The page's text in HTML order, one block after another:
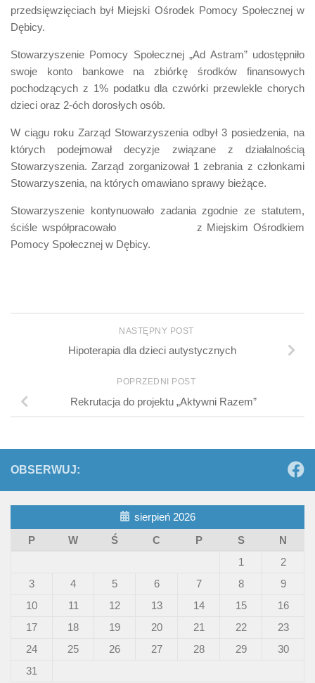
przedsięwzięciach był Miejski Ośrodek Pomocy Społecznej w
Dębicy.
Stowarzyszenie Pomocy Społecznej „Ad Astram” udostępniło
swoje konto bankowe na zbiórkę środków finansowych
pochodzących z 1% podatku dla czwórki przewlekle chorych
dzieci oraz 2-óch dorosłych osób.
W ciągu roku Zarząd Stowarzyszenia odbył 3 posiedzenia, na
których podejmował decyzje związane z działalnością
Stowarzyszenia. Zarząd zorganizował 1 zebrania z członkami
Stowarzyszenia, na których omawiano sprawy bieżące.
Stowarzyszenie kontynuowało zadania zgodnie ze statutem,
ściśle współpracowało z Miejskim Ośrodkiem
Pomocy Społecznej w Dębicy.
NASTĘPNY POST
Hipoterapia dla dzieci autystycznych
POPRZEDNI POST
Rekrutacja do projektu „Aktywni Razem”
OBSERWUJ:
sierpień 2026
P
W Ś C P S
N
1
2
3
4 5 6 7 8
9
10
11 12 13 14 15
16
17
18 19 20 21 22
23
24
25 26 27 28 29
30
31